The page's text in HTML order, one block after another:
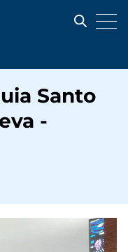
Santo
-